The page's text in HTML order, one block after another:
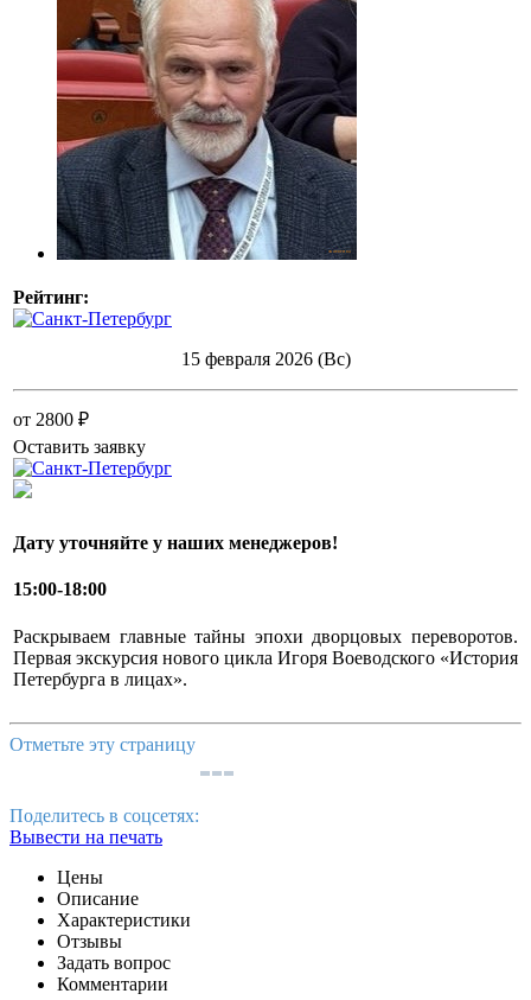
Рейтинг:
15 февраля 2026 (Вс)
от 2800 ₽
Оставить заявку
Дату уточняйте у наших менеджеров!
15:00-18:00
Раскрываем главные тайны эпохи дворцовых переворотов.
Первая экскурсия нового цикла Игоря Воеводского «История
Петербурга в лицах».
Отметьте эту страницу
Поделитесь в соцсетях:
Вывести на печать
Цены
Описание
Характеристики
Отзывы
Задать вопрос
Комментарии